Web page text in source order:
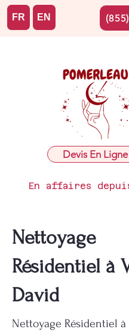
Devis En Ligne
En affaires
FR EN
Nettoyage
Résidentiel à
David
Nettoyage Résidentiel à